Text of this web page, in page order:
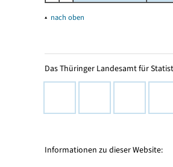
▴ nach oben
Das Thüringer Landesamt für
Informationen zu dieser Website: